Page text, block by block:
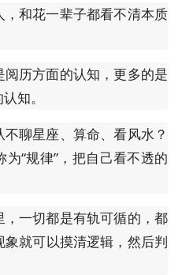
和花一辈子都看不清本质
历方面的认知，更多的是
知。
聊星座、算命、看风水？
“规律”，把自己看不透的
一切都是有轨可循的，都
就可以摸清逻辑，然后判